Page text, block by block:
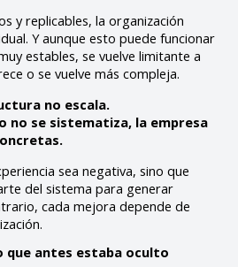
y replicables, la organización
Y aunque esto puede funcionar
estables, se vuelve limitante a
o se vuelve más compleja.
no escala.
no se sistematiza, la empresa
sea negativa, sino que
del sistema para generar
cada mejora depende de
que antes estaba oculto